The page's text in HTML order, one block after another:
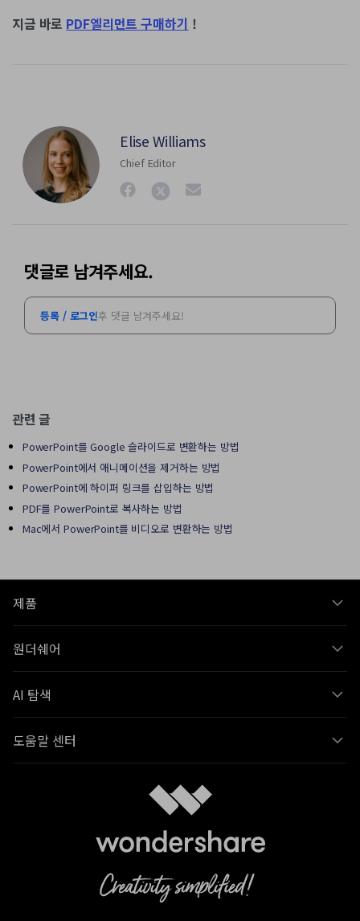
지금 바로 PDF엘리먼트 구매하기 !
Elise Williams
Chief Editor
댓글로 남겨주세요.
등록 / 로그인후 댓글 남겨주세요!
관련 글
PowerPoint를 Google 슬라이드로 변환하는 방법
PowerPoint에서 애니메이션을 제거하는 방법
PowerPoint에 하이퍼 링크를 삽입하는 방법
PDF를 PowerPoint로 복사하는 방법
Mac에서 PowerPoint를 비디오로 변환하는 방법
제품
원더쉐어
AI 탐색
도움말 센터